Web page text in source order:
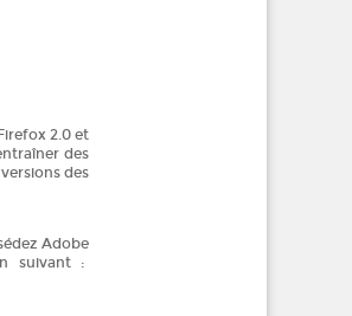
2.0 et
des
des
Adobe
suivant :